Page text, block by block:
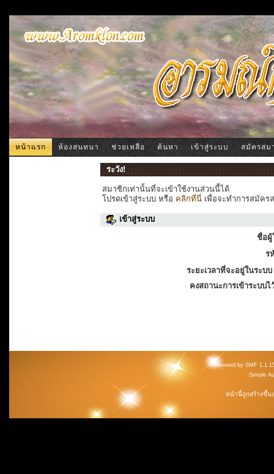
หน้าแรก ห้องสนทนา ช่วยเหลือ ค้นหา เข้าสู่ระบบ สมัครสม
ระวัง!
สมาชิกเท่านั้นที่จะเข้าใช้งานส่วนนี้ได้
โปรดเข้าสู่ระบบ หรือ คลิกที่นี่เพื่อจะทำการสมัคร
เข้าสู่ระบบ
ชื่อผู้
ร
ระยะเวลาที่จะอยู่ในระบ
คงสถานะการเข้าระบบไ
Powered by SMF
Simple
หน้านี้ถูกสร้างขึ้น